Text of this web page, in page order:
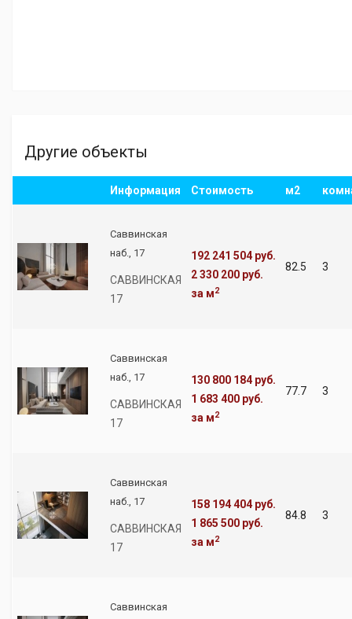
Другие объекты
Информация Стоимость м2
Саввинская
наб., 17
САВВИНСКАЯ
17
192 241 504 руб.
2 330 200 руб.
за м2
82.5 3
Саввинская
наб., 17
САВВИНСКАЯ
17
130 800 184 руб.
1 683 400 руб.
за м2
77.7 3
Саввинская
наб., 17
САВВИНСКАЯ
17
158 194 404 руб.
1 865 500 руб.
за м2
84.8 3
Саввинская